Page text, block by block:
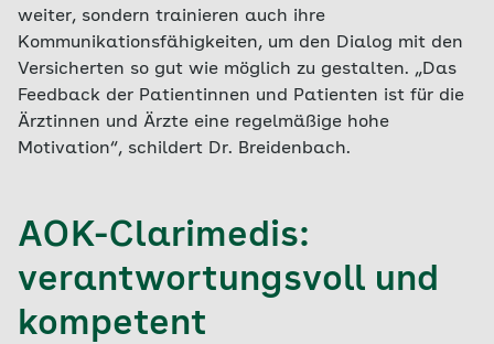
weiter, sondern trainieren auch ihre
Kommunikationsfähigkeiten, um den Dialog mit den
Versicherten so gut wie möglich zu gestalten. „Das
Feedback der Patientinnen und Patienten ist für die
Ärztinnen und Ärzte eine regelmäßige hohe
Motivation“, schildert Dr. Breidenbach.
AOK-Clarimedis:
verantwortungsvoll und
kompetent